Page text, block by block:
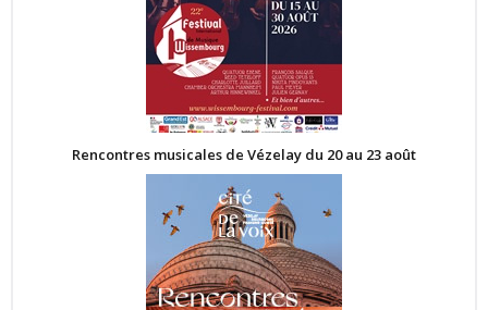
Rencontres musicales de Vézelay du 20 au 23 août